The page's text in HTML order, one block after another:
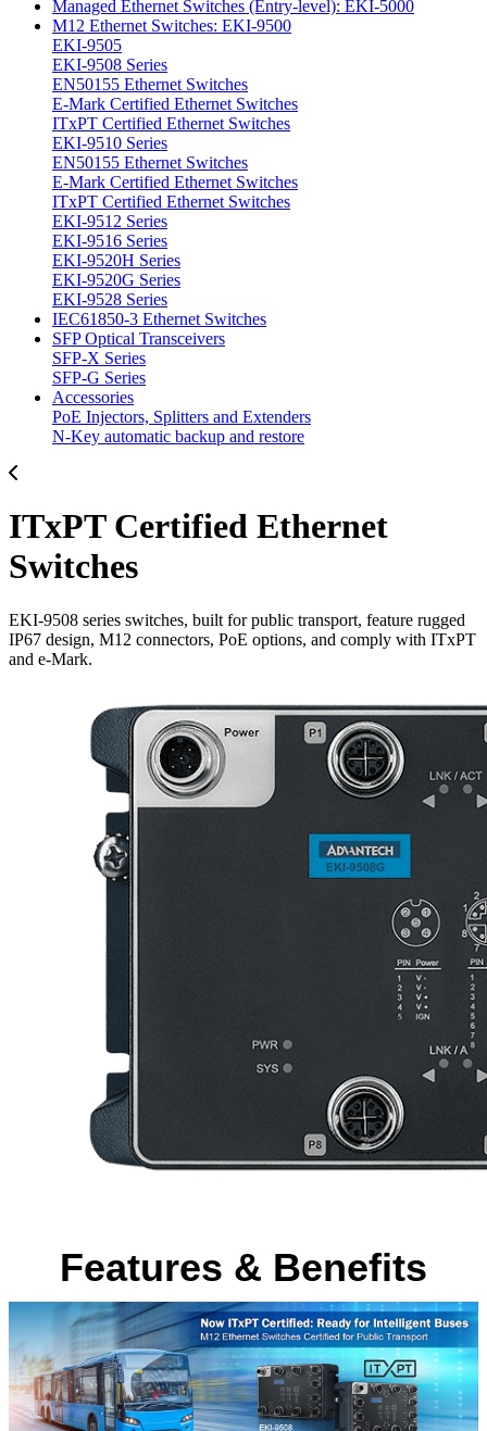
Managed Ethernet Switches (Entry-level): EKI-5000
M12 Ethernet Switches: EKI-9500
EKI-9505
EKI-9508 Series
EN50155 Ethernet Switches
E-Mark Certified Ethernet Switches
ITxPT Certified Ethernet Switches
EKI-9510 Series
EN50155 Ethernet Switches
E-Mark Certified Ethernet Switches
ITxPT Certified Ethernet Switches
EKI-9512 Series
EKI-9516 Series
EKI-9520H Series
EKI-9520G Series
EKI-9528 Series
IEC61850-3 Ethernet Switches
SFP Optical Transceivers
SFP-X Series
SFP-G Series
Accessories
PoE Injectors, Splitters and Extenders
N-Key automatic backup and restore
ITxPT Certified Ethernet
Switches
EKI-9508 series switches, built for public transport, feature rugged
IP67 design, M12 connectors, PoE options, and comply with ITxPT
and e-Mark.
Features & Benefits